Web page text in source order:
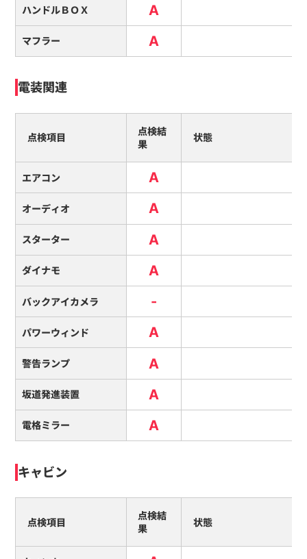
ハンドルＢＯＸ A
マフラー A
電装関連
点検項目
点検結
果
状態
エアコン A
オーディオ A
スターター A
ダイナモ A
バックアイカメラ -
パワーウィンド A
警告ランプ A
坂道発進装置 A
電格ミラー A
キャビン
点検項目
点検結
果
状態